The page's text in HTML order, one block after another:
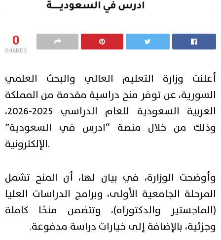
0
SHARES
أعلنت وزارة التعليم العالي والبحث العلمي
السورية، عن توفر منح دراسية مقدمة من المملكة
العربية السعودية للعام الدراسي 2025-2026،
وذلك من خلال منصة “ادرس في السعودية”
الإلكترونية.
وأوضحت الوزارة، في بيان لها، أن المنح تشمل
المرحلة الجامعية الأولى، وبرامج الدراسات العليا
(الماجستير والدكتوراه)، وتتضمن منحًا كاملة
وجزئية، بالإضافة إلى خيارات دراسة مدفوعة.